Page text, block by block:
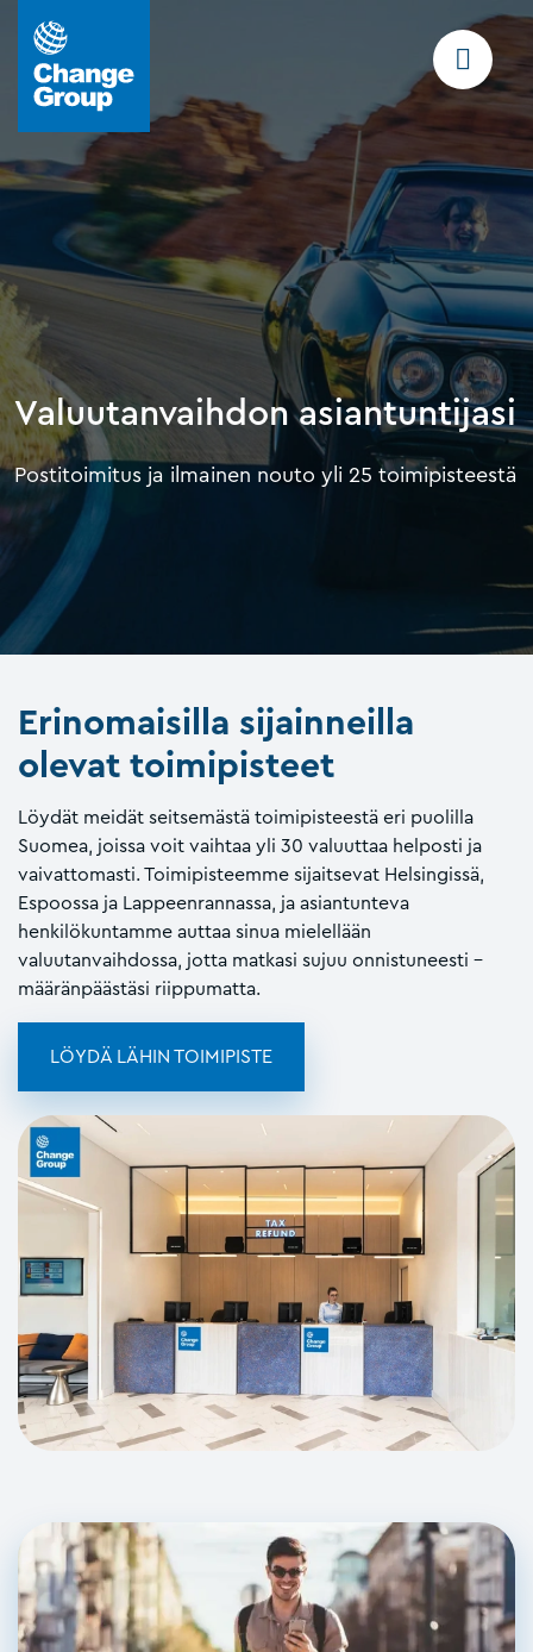
Valuutanvaihdon asiantuntijasi
Postitoimitus ja ilmainen nouto yli 25 toimipisteestä
Erinomaisilla sijainneilla
olevat toimipisteet
Löydät meidät seitsemästä toimipisteestä eri puolilla
Suomea, joissa voit vaihtaa yli 30 valuuttaa helposti ja
vaivattomasti. Toimipisteemme sijaitsevat Helsingissä,
Espoossa ja Lappeenrannassa, ja asiantunteva
henkilökuntamme auttaa sinua mielellään
valuutanvaihdossa, jotta matkasi sujuu onnistuneesti –
määränpäästäsi riippumatta.
LÖYDÄ LÄHIN TOIMIPISTE